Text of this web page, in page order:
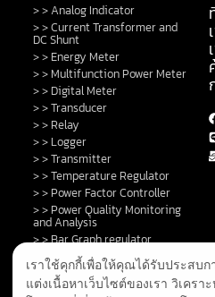
> > Analog Indicator
> > Current Transformer and
DC Shunt
> > Energy Meter
> > Multifunction Power Meter
> > Digital Meter
> > Transducer
> > Relay
> > Logger
> > Transmitter
> > Temperature Regulator
> > Power Factor Controller
> > Power Quality Monitoring
and Analysis
> > Bar Graph regulator
> > Control Switch and Lamp
> > DC Shunt
> > Fault Annunciator
เราใช้คุกกี้เพื่อให้คุณได้รับประสบ
แต่งเนื้อหาเว็บไซต์ของเรา วิเครา